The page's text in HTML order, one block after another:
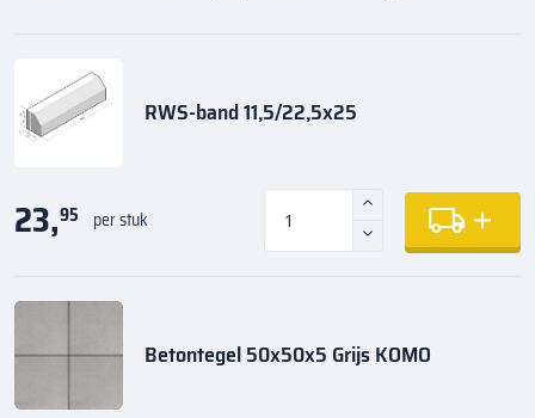
RWS-band 11,5/22,5x25
23,95 per stuk
Betontegel 50x50x5 Grijs KOMO